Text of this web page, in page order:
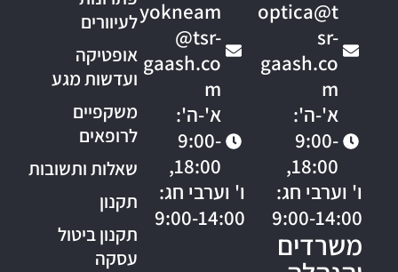
optica@t
sr-
gaash.co
m
א'-ה':
9:00-
18:00,
ו' וערבי חג:
9:00-14:00
משרדים
yokneam
@tsr-
gaash.co
m
א'-ה':
9:00-
18:00,
ו' וערבי חג:
9:00-14:00
לעיוורים
אופטיקה
ועדשות מגע
משקפיים
לרופאים
שאלות ותשובות
תקנון
תקנון ביטול
עסקה